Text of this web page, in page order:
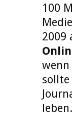
100
2009
leben.